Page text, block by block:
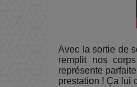
Avec la sortie de
remplit nos
représente
prestation ! Ça lui